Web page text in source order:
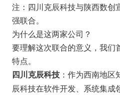
注：四川克辰科技与陕西数创
强联合。
为什么是这两家公司？
要理解这次联合的意义，我们
特点。
四川克辰科技：作为西南地区
辰科技在软件开发、系统集